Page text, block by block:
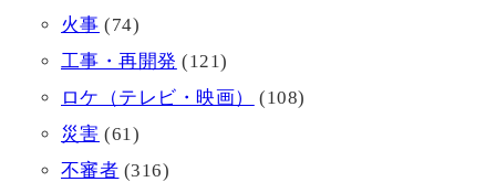
火事 (74)
工事・再開発 (121)
ロケ（テレビ・映画）
(108)
災害 (61)
不審者 (316)